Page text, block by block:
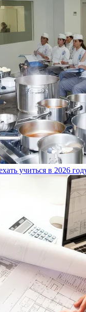
учиться в 2026